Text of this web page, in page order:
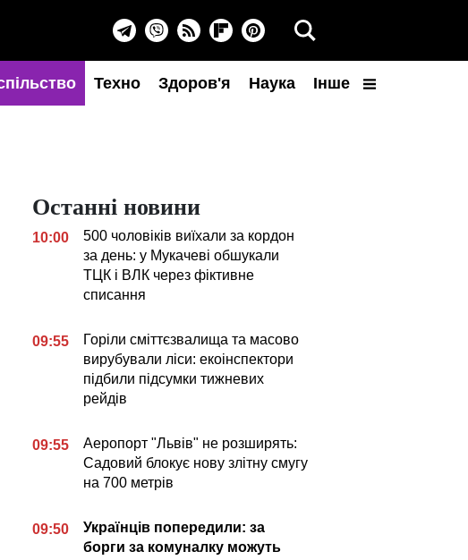
Техно Здоров'я Наука Інше
Останні новини
10:00
500 чоловіків виїхали за кордон
за день: у Мукачеві обшукали
ТЦК і ВЛК через фіктивне
списання
09:55
Горіли сміттєзвалища та масово
вирубували ліси: екоінспектори
підбили підсумки тижневих
рейдів
09:55
Аеропорт "Львів" не розширять:
Садовий блокує нову злітну смугу
на 700 метрів
09:50
Українців попередили: за
борги за комуналку можуть